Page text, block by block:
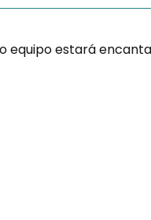
equipo estará